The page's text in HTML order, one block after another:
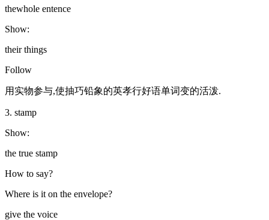
thewhole entence
Show:
their things
Follow
用实物参与,使抽巧铅象的英孝行好语单词变的活泼.
3. stamp
Show:
the true stamp
How to say?
Where is it on the envelope?
give the voice